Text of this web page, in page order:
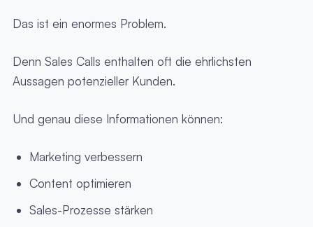
Das ist ein enormes Problem.
Denn Sales Calls enthalten oft die ehrlichsten
Aussagen potenzieller Kunden.
Und genau diese Informationen können:
Marketing verbessern
Content optimieren
Sales-Prozesse stärken